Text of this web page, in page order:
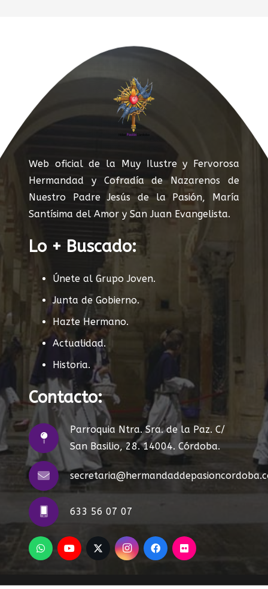
Web oficial de la Muy Ilustre y Fervorosa
Hermandad y Cofradía de Nazarenos de
Nuestro Padre Jesús de la Pasión, María
Santísima del Amor y San Juan Evangelista.
Lo + Buscado:
Únete al Grupo Joven.
Junta de Gobierno.
Hazte Hermano.
Actualidad.
Historia.
Contacto:
Parroquia Ntra. Sra. de la Paz. C/
San Basilio, 28. 14004. Córdoba.
633 56 07 07